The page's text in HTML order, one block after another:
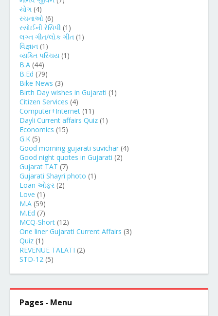
યોગ (4)
રચનાઓ (6)
રસોઈની રેસિપી (1)
લગ્ન ગીત/લોક ગીત (1)
વિજ્ઞાન (1)
વ્યક્તિ પરિચય (1)
B.A (44)
B.Ed (79)
Bike News (3)
Birth Day wishes in Gujarati (1)
Citizen Services (4)
Computer+Internet (11)
Dayli Current affairs Quiz (1)
Economics (15)
G.K (5)
Good morning gujarati suvichar (4)
Good night quotes in Gujarati (2)
Gujarat TAT (7)
Gujarati Shayri photo (1)
Loan ઓફર (2)
Love (1)
M.A (59)
M.Ed (7)
MCQ-Short (12)
One liner Gujarati Current Affairs (3)
Quiz (1)
REVENUE TALATI (2)
STD-12 (5)
Pages - Menu